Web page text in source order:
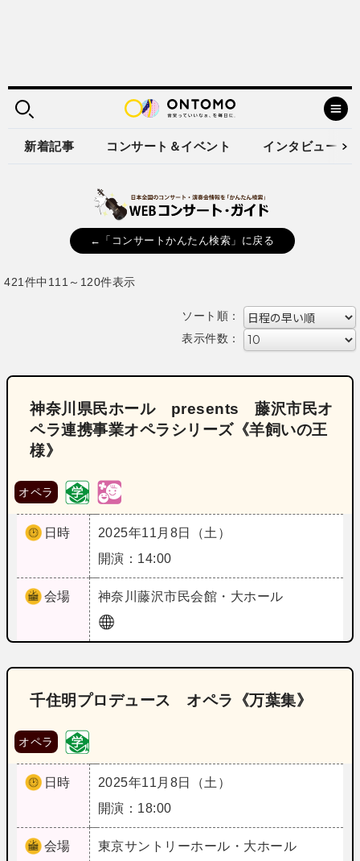
新着記事 コンサート＆イベント インタビュー
←「コンサートかんたん検索」に戻る
421件中111～120件表示
ソート順：
表示件数：
神奈川県民ホール presents 藤沢市民オ
ペラ連携事業オペラシリーズ《羊飼いの王
様》
オペラ
日時
2025年11月8日（土）
開演：14:00
会場 神奈川藤沢市民会館・大ホール
千住明プロデュース オペラ《万葉集》
オペラ
日時
2025年11月8日（土）
開演：18:00
会場 東京サントリーホール・大ホール